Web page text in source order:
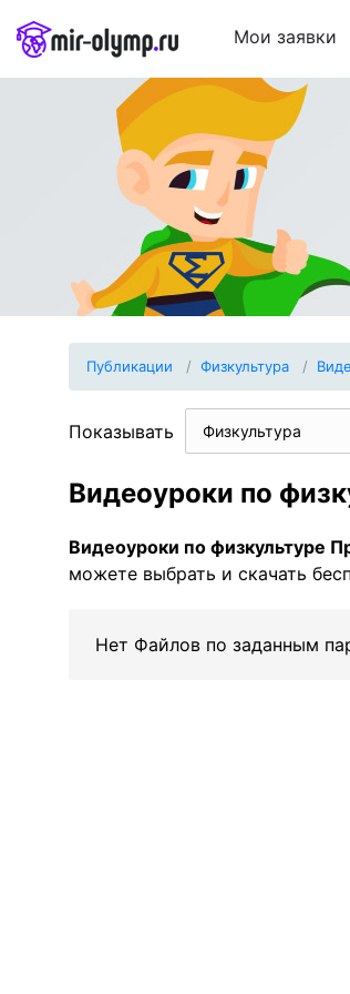
Мои заявки
Публикации Физкультура
Показывать Физкультура
Видеоуроки по
Видеоуроки по физкультуре
можете выбрать и скачать
Нет Файлов по заданным